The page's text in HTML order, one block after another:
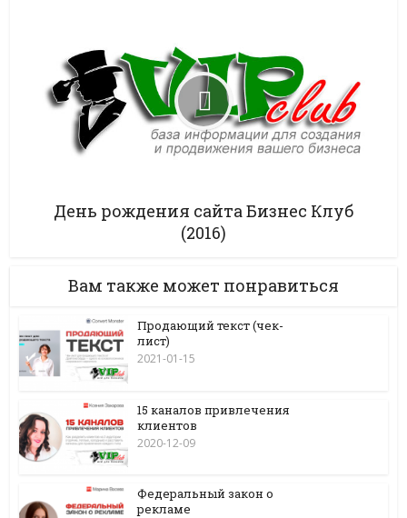
День рождения сайта Бизнес Клуб
(2016)
Вам также может понравиться
Продающий текст (чек-
лист)
2021-01-15
15 каналов привлечения
клиентов
2020-12-09
Федеральный закон о
рекламе